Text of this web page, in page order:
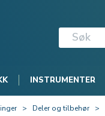
INSTRUMENTER
> Deler og tilbehør >